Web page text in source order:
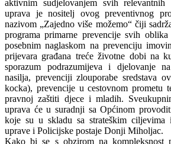
aktivnim sudjelovanjem svih relevantnih
uprava je nositelj ovog preventivnog
nazivom „Zajedno više možemo“ čiji
programa primarne prevencije svih
posebnim naglaskom na prevenciju
prijevara građana treće životne dobi na
sporazum podrazumijeva i djelovanje
nasilja, prevenciji zlouporabe sredstava
kocka), prevencije u cestovnom prometu
pravnoj zaštiti djece i mladih.
uprava će u suradnji sa Općinom
koje su u skladu sa strateškim ciljevima
uprave i Policijske postaje Donji Miholjac.
Kako bi se s obzirom na kompleksnost